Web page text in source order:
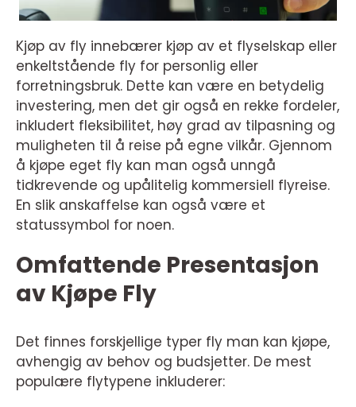
Kjøp av fly innebærer kjøp av et flyselskap eller
enkeltstående fly for personlig eller
forretningsbruk. Dette kan være en betydelig
investering, men det gir også en rekke fordeler,
inkludert fleksibilitet, høy grad av tilpasning og
muligheten til å reise på egne vilkår. Gjennom
å kjøpe eget fly kan man også unngå
tidkrevende og upålitelig kommersiell flyreise.
En slik anskaffelse kan også være et
statussymbol for noen.
Omfattende Presentasjon
av Kjøpe Fly
Det finnes forskjellige typer fly man kan kjøpe,
avhengig av behov og budsjetter. De mest
populære flytypene inkluderer: